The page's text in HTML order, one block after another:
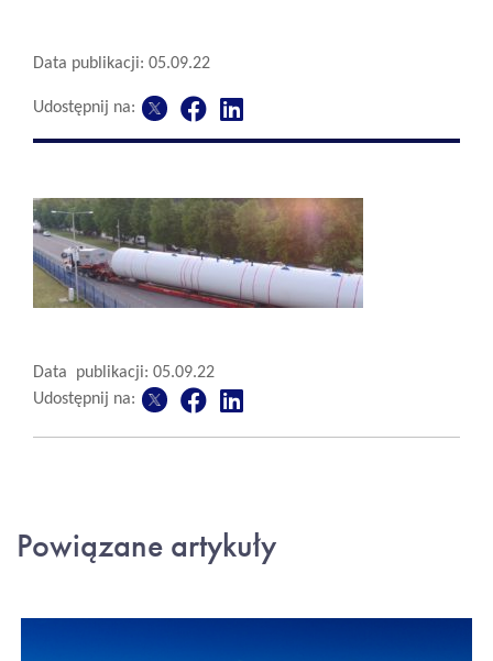
Data publikacji: 05.09.22
Udostępnij na:
Data publikacji: 05.09.22
Udostępnij na:
Powiązane artykuły